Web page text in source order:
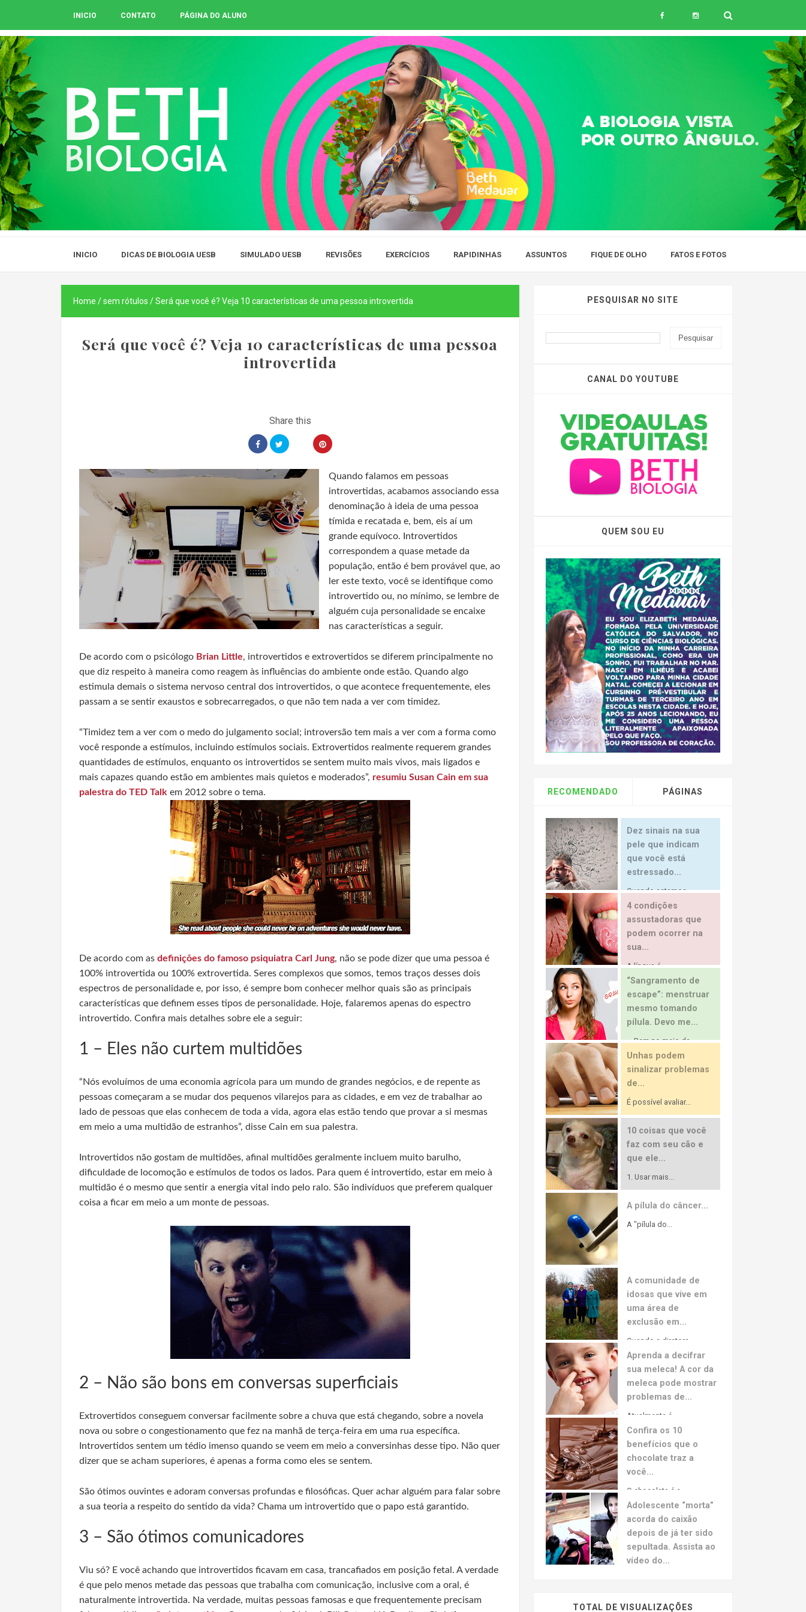
INICIO CONTATO PÁGINA DO ALUNO
INICIO DICAS DE BIOLOGIA UESB SIMULADO UESB REVISÕES EXERCÍCIOS RAPIDINHAS ASSUNTOS FIQUE DE OLHO FATOS E FOTOS
Home /sem rótulos /Será que você é? Veja 10 características de uma pessoa introvertida
Será que você é? Veja 10 características de uma pessoa
introvertida
Quando falamos em pessoas
introvertidas, acabamos associando essa
denominação à ideia de uma pessoa
tímida e recatada e, bem, eis aí um
grande equívoco. Introvertidos
correspondem a quase metade da
população, então é bem provável que, ao
ler este texto, você se identifique como
introvertido ou, no mínimo, se lembre de
alguém cuja personalidade se encaixe
nas características a seguir.
De acordo com o psicólogo Brian Little, introvertidos e extrovertidos se diferem principalmente no
que diz respeito à maneira como reagem às influências do ambiente onde estão. Quando algo
estimula demais o sistema nervoso central dos introvertidos, o que acontece frequentemente, eles
passam a se sentir exaustos e sobrecarregados, o que não tem nada a ver com timidez.
“Timidez tem a ver com o medo do julgamento social; introversão tem mais a ver com a forma como
você responde a estímulos, incluindo estímulos sociais. Extrovertidos realmente requerem grandes
quantidades de estímulos, enquanto os introvertidos se sentem muito mais vivos, mais ligados e
mais capazes quando estão em ambientes mais quietos e moderados”, resumiu Susan Cain em sua
palestra do TED Talk em 2012 sobre o tema.
De acordo com as definições do famoso psiquiatra Carl Jung, não se pode dizer que uma pessoa é
100% introvertida ou 100% extrovertida. Seres complexos que somos, temos traços desses dois
espectros de personalidade e, por isso, é sempre bom conhecer melhor quais são as principais
características que definem esses tipos de personalidade. Hoje, falaremos apenas do espectro
introvertido. Confira mais detalhes sobre ele a seguir:
1 – Eles não curtem multidões
“Nós evoluímos de uma economia agrícola para um mundo de grandes negócios, e de repente as
pessoas começaram a se mudar dos pequenos vilarejos para as cidades, e em vez de trabalhar ao
lado de pessoas que elas conhecem de toda a vida, agora elas estão tendo que provar a si mesmas
em meio a uma multidão de estranhos”, disse Cain em sua palestra.
Introvertidos não gostam de multidões, afinal multidões geralmente incluem muito barulho,
dificuldade de locomoção e estímulos de todos os lados. Para quem é introvertido, estar em meio à
multidão é o mesmo que sentir a energia vital indo pelo ralo. São indivíduos que preferem qualquer
coisa a ficar em meio a um monte de pessoas.
2 – Não são bons em conversas superficiais
Extrovertidos conseguem conversar facilmente sobre a chuva que está chegando, sobre a novela
nova ou sobre o congestionamento que fez na manhã de terça-feira em uma rua específica.
Introvertidos sentem um tédio imenso quando se veem em meio a conversinhas desse tipo. Não quer
dizer que se acham superiores, é apenas a forma como eles se sentem.
São ótimos ouvintes e adoram conversas profundas e filosóficas. Quer achar alguém para falar sobre
a sua teoria a respeito do sentido da vida? Chama um introvertido que o papo está garantido.
3 – São ótimos comunicadores
Viu só? E você achando que introvertidos ficavam em casa, trancafiados em posição fetal. A verdade
é que pelo menos metade das pessoas que trabalha com comunicação, inclusive com a oral, é
naturalmente introvertida. Na verdade, muitas pessoas famosas e que frequentemente precisam
PESQUISAR NO SITE
CANAL DO YOUTUBE
QUEM SOU EU
RECOMENDADO PÁGINAS
Dez sinais na sua
pele que indicam
que você está
estressado...
Quando estamos...
4 condições
assustadoras que
podem ocorrer na
sua...
A língua é...
“Sangramento de
escape”: menstruar
mesmo tomando
pílula. Devo me...
… Bem no meio da...
Unhas podem
sinalizar problemas
de...
É possível avaliar...
10 coisas que você
faz com seu cão e
que ele...
1. Usar mais...
A pílula do câncer...
A "pílula do...
A comunidade de
idosas que vive em
uma área de
exclusão em...
Quando a diretora...
Aprenda a decifrar
sua meleca! A cor da
meleca pode mostrar
problemas de...
Atualmente é...
Confira os 10
benefícios que o
chocolate traz a
você...
O chocolate é a...
Adolescente “morta”
acorda do caixão
depois de já ter sido
sepultada. Assista ao
vídeo do...
de um ataque de pânico depois de ouvir uma
TOTAL DE VISUALIZAÇÕES